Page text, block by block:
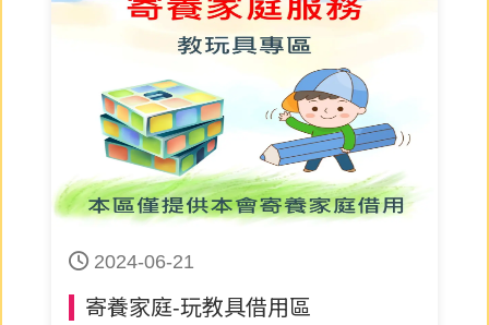
2024-06-21
寄養家庭-玩教具借用區